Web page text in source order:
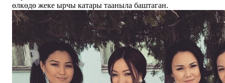
өлкөдө жеке ырчы катары тааныла баштаган.